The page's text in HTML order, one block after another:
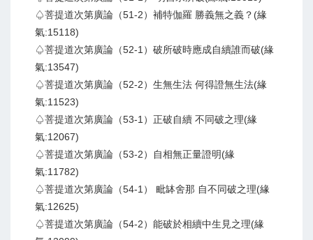
♤菩提道次第廣論（51-2）補特伽羅 勝義無之義？(緣
氣:15118)
♤菩提道次第廣論（52-1）破所破時應成自續誰而破(緣
氣:13547)
♤菩提道次第廣論（52-2）生無生法 何得證無生法(緣
氣:11523)
♤菩提道次第廣論（53-1）正破自續 不同破之理(緣
氣:12067)
♤菩提道次第廣論（53-2）自相無正量證明(緣
氣:11782)
♤菩提道次第廣論（54-1） 毗缽舍那 自不同破之理(緣
氣:12625)
♤菩提道次第廣論（54-2）能破於相續中生見之理(緣